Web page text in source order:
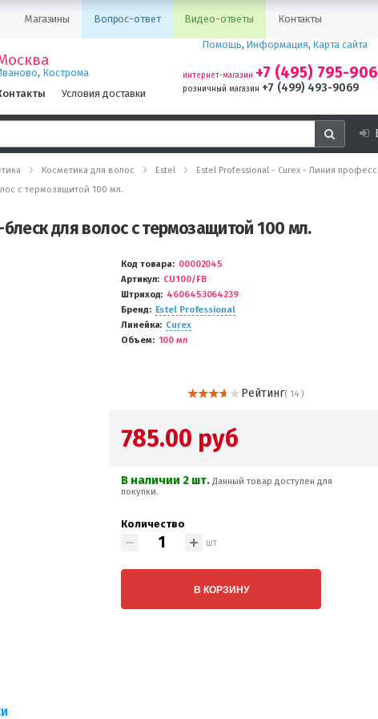
Магазины Вопрос-ответ Видео-ответы Контакты
, Кострома
Условия доставки
Помощь, Информация, Карта сайта
интернет-магазин +7 (495) 795-
розничный магазин +7 (499) 493-9069
Косметика для волос Estel
Estel Professional - Curex - Линия
с термозащитой 100 мл.
для волос с термозащитой 100 мл.
Код товара
00002045
Артикул
CU100/FB
Штриход
4606453064239
Бренд
Estel Professional
Линейка
Curex
Объем
100 мл
Рейтинг( 14 )
785.00 руб
В наличии 2 шт.Данный товар доступен для
покупки.
Количество
шт
В КОРЗИНУ